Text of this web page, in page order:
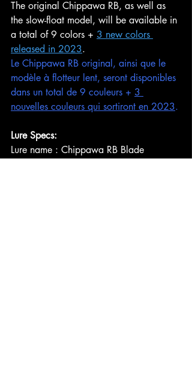
The original Chippawa RB, as well as
the slow-float model, will be available in
a total of 9 colors + 3 new colors
released in 2023.
Le Chippawa RB original, ainsi que le
modèle à flotteur lent, seront disponibles
dans un total de 9 couleurs + 3
nouvelles couleurs qui sortiront en 2023.
Lure Specs:
Lure name : Chippawa RB Blade